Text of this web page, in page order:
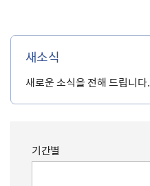
새소식
새로운 소식을 전해 드립니다.
기간별